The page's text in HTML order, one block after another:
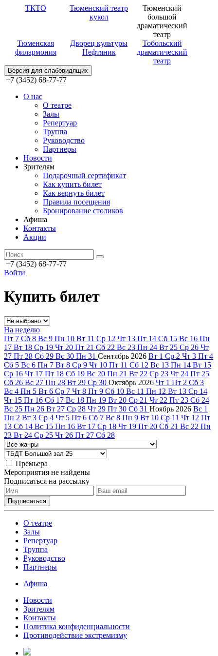
ТКТО
Тюменский театр
кукол
Тюменский
большой
драматический
театр
Тюменская
филармония
Дворец культуры
Нефтяник
Тобольский
драматический
театр
Версия для слабовидящих
+7 (3452) 68-77-77
О нас
О театре
Залы
Репертуар
Труппа
Руководство
Партнеры
Новости
Зрителям
Подарочный сертификат
Как купить билет
Как вернуть билет
Правила посещения
Бронирование столиков
Афиша
Контакты
Акции
+7 (3452) 68-77-77
Войти
Купить билет
На неделю
Пт 7 Сб 8 Вс 9 Пн 10 Вт 11 Ср 12 Чт 13 Пт 14 Сб 15 Вс 16 Пн
17 Вт 18 Ср 19 Чт 20 Пт 21 Сб 22 Вс 23 Пн 24 Вт 25 Ср 26 Чт
27 Пт 28 Сб 29 Вс 30 Пн 31 Сентябрь 2026 Вт 1 Ср 2 Чт 3 Пт 4
Сб 5 Вс 6 Пн 7 Вт 8 Ср 9 Чт 10 Пт 11 Сб 12 Вс 13 Пн 14 Вт 15
Ср 16 Чт 17 Пт 18 Сб 19 Вс 20 Пн 21 Вт 22 Ср 23 Чт 24 Пт 25
Сб 26 Вс 27 Пн 28 Вт 29 Ср 30 Октябрь 2026 Чт 1 Пт 2 Сб 3
Вс 4 Пн 5 Вт 6 Ср 7 Чт 8 Пт 9 Сб 10 Вс 11 Пн 12 Вт 13 Ср 14
Чт 15 Пт 16 Сб 17 Вс 18 Пн 19 Вт 20 Ср 21 Чт 22 Пт 23 Сб 24
Вс 25 Пн 26 Вт 27 Ср 28 Чт 29 Пт 30 Сб 31 Ноябрь 2026 Вс 1
Пн 2 Вт 3 Ср 4 Чт 5 Пт 6 Сб 7 Вс 8 Пн 9 Вт 10 Ср 11 Чт 12 Пт
13 Сб 14 Вс 15 Пн 16 Вт 17 Ср 18 Чт 19 Пт 20 Сб 21 Вс 22 Пн
23 Вт 24 Ср 25 Чт 26 Пт 27 Сб 28
Премьера
Мероприятия не найдены
Подписаться на рассылку
О театре
Залы
Репертуар
Труппа
Руководство
Партнеры
Афиша
Новости
Зрителям
Контакты
Политика конфиденциальности
Противодействие экстремизму